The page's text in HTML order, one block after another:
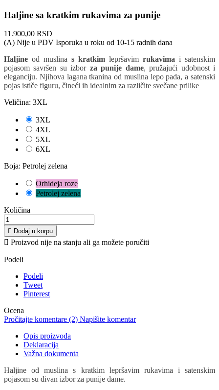
Haljine sa kratkim rukavima za punije
11.900,00 RSD
(A) Nije u PDV Isporuka u roku od 10-15 radnih dana
Haljine od muslina s kratkim lepršavim rukavima i satenskim
pojasom savršen su izbor za punije dame, pružajući udobnost i
eleganciju. Njihova lagana tkanina od muslina lepo pada, a satenski
pojas ističe figuru, čineći ih idealnim za različite svečane prilike
Veličina: 3XL
3XL
4XL
5XL
6XL
Boja: Petrolej zelena
Orhideja roze
Petrolej zelena
Količina
 Dodaj u korpu
 Proizvod nije na stanju ali ga možete poručiti
Podeli
Podeli
Tweet
Pinterest
Ocena
Pročitajte komentare (2) Napišite komentar
Opis proizvoda
Deklaracija
Važna dokumenta
Haljine od muslina s kratkim lepršavim rukavima i satenskim
pojasom su divan izbor za punije dame.